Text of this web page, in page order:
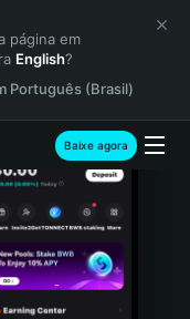
página em
English?
Português (Brasil)
Baixe agora